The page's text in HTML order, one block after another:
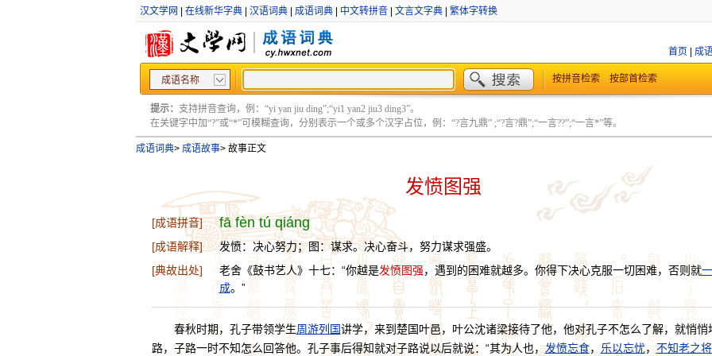
汉文学网 在线新华字典| 汉语词典| 成语词典| 中文转拼音| 文言文字典| 繁体字转换
首页 成
成语名称 按拼音检索 按部首检索
提示： 支持拼音查询，例：“yi yan jiu ding”;“yi1 yan2 jiu3 ding3”。
在关键字中加“?”或“*”可模糊查询，分别表示一个或多个汉字占位，例：“?言九鼎” ;“?言?鼎”;“一言??”;“一言*”等。
成语词典> 成语故事>故事正文
发愤图强
[成语拼音] fā fèn tú qiáng
[成语解释]
发愤：决心努力；图：谋求。决心奋斗，努力谋求强盛。
[典故出处]
老舍《鼓书艺人》十七：“你越是发愤图强，遇到的困难就越多。你得下决心克服一切困难，否则就
成。”
春秋时期，孔子带领学生周游列国讲学，来到楚国叶邑，叶公沈诸梁接待了他，他对孔子不怎么了解，就悄悄
路，子路一时不知怎么回答他。孔子事后得知就对子路说以后就说：“其为人也，发愤忘食， 乐以忘忧，不知老之